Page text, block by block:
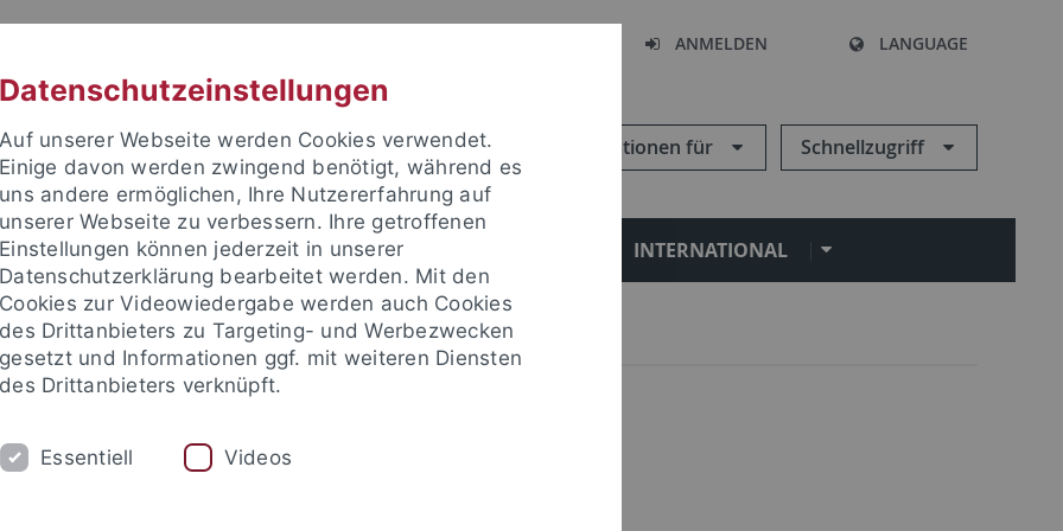
ANMELDEN LANGUAGE
Informationen für Schnellzugriff
FORSCHUNG EINRICHTUNGEN INTERNATIONAL
die Kartoffel
Datenschutzeinstellungen
Auf unserer Webseite werden Cookies verwendet.
Einige davon werden zwingend benötigt, während es
uns andere ermöglichen, Ihre Nutzererfahrung auf
unserer Webseite zu verbessern. Ihre getroffenen
Einstellungen können jederzeit in unserer
Datenschutzerklärung bearbeitet werden. Mit den
Cookies zur Videowiedergabe werden auch Cookies
des Drittanbieters zu Targeting- und Werbezwecken
gesetzt und Informationen ggf. mit weiteren Diensten
des Drittanbieters verknüpft.
Essentiell Videos